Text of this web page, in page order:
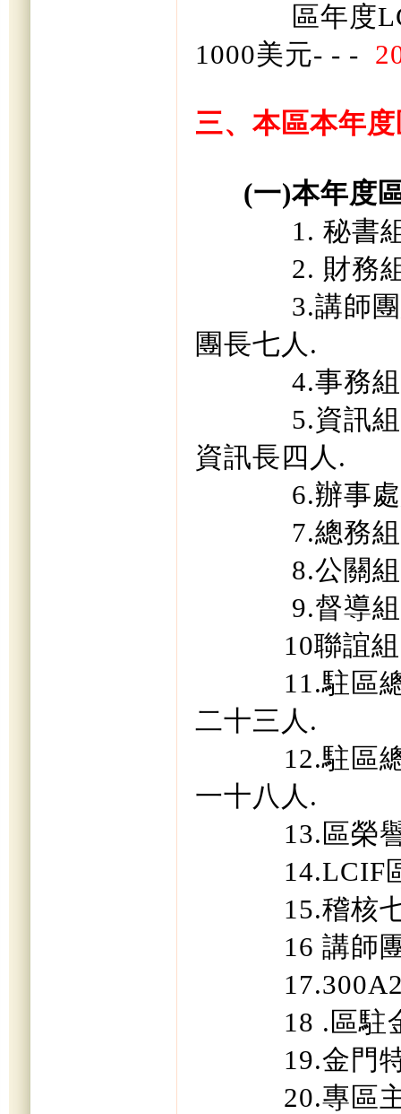
區年度
1000美元- - -
三、本區本年
(一)本年度
1. 秘書
2. 財務
3.講師
團長七人 .
4.事務
5.資訊組
資訊長四人 .
6.辦事
7.總務組
8.公關
9.督導
10聯誼組
11.駐區
二十三人 .
12.駐區
一十八人 .
13. 區榮
14.LCIF
15.稽核
16 講師
18 . 區駐
19.金門
20.專區